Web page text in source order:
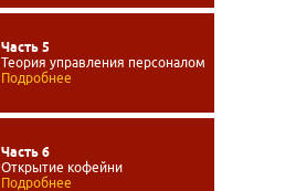
Часть 5
Теория управления персоналом
Подробнее
Часть 6
Открытие кофейни
Подробнее